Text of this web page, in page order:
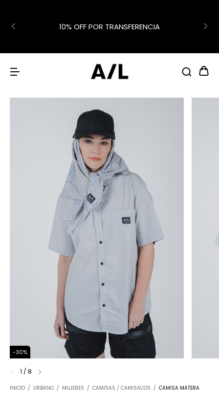
10% OFF POR TRANSFERENCIA
-30%
1 / 8
INICIO / URBANO / MUJERES / CAMISAS / CAMISACOS / CAMISA MATERA